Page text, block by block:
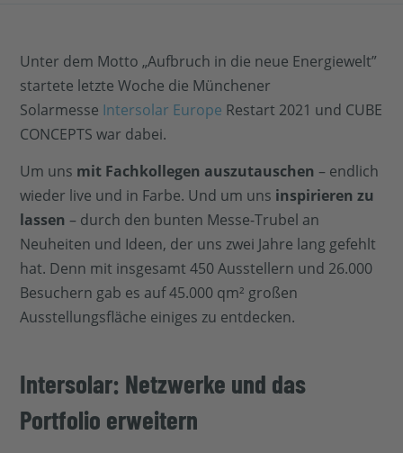
Unter dem Motto „Aufbruch in die neue Energiewelt”
startete letzte Woche die Münchener
Solarmesse Intersolar Europe Restart 2021 und CUBE
CONCEPTS war dabei.
Um uns mit Fachkollegen auszutauschen– endlich
wieder live und in Farbe. Und um uns inspirieren zu
lassen – durch den bunten Messe-Trubel an
Neuheiten und Ideen, der uns zwei Jahre lang gefehlt
hat. Denn mit insgesamt 450 Ausstellern und 26.000
Besuchern gab es auf 45.000 qm² großen
Ausstellungsfläche einiges zu entdecken.
Intersolar: Netzwerke und das
Portfolio erweitern